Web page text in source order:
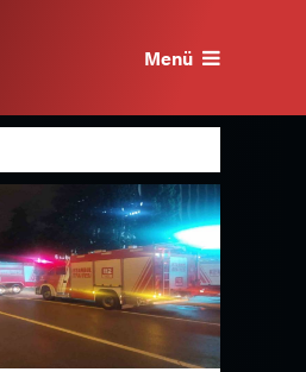
Menü